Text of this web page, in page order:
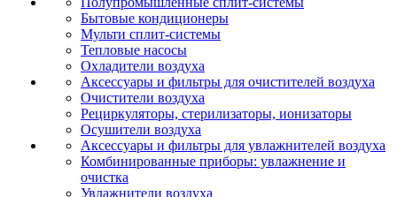
Бытовые кондиционеры
Мульти сплит-системы
Тепловые насосы
Охладители воздуха
Аксессуары и фильтры для очистителей воздуха
Очистители воздуха
Рециркуляторы, стерилизаторы, ионизаторы
Осушители воздуха
Аксессуары и фильтры для увлажнителей воздуха
Комбинированные приборы: увлажнение и
очистка
Увлажнители воздуха